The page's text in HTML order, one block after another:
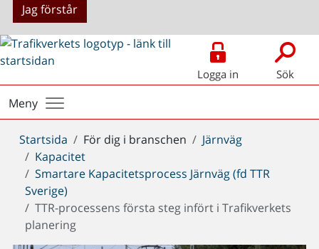
Jag förstår
Logga in Sök
Meny
Du
är
här:
Startsida För dig i branschen
Järnväg
Kapacitet
Smartare Kapacitetsprocess Järnväg (fd TTR
Sverige)
TTR-processens första steg infört i Trafikverkets
planering